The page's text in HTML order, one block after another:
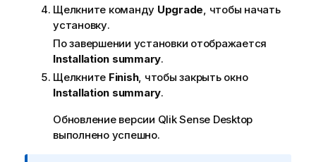
а
н
и
е
п
о
д
с
Щелкните команду Upgrade , чтобы начать
установку.
По завершении установки отображается
Installation summary.
Щелкните Finish, чтобы закрыть окно
Installation summary.
Обновление версии Qlik Sense Desktop
выполнено успешно.